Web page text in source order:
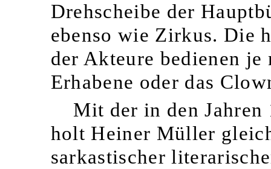
Drehscheibe der
ebenso wie Zirkus. Die
der Akteure bedienen je
Erhabene oder das
Mit der in den Jahren
holt Heiner Müller
sarkastischer